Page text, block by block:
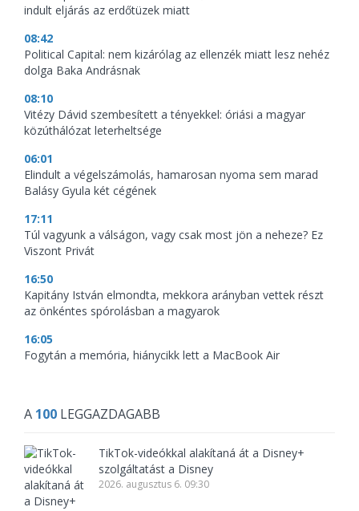
indult eljárás az erdőtüzek miatt
08:42
Political Capital: nem kizárólag az ellenzék miatt lesz nehéz
dolga Baka Andrásnak
08:10
Vitézy Dávid szembesített a tényekkel: óriási a magyar
közúthálózat leterheltsége
06:01
Elindult a végelszámolás, hamarosan nyoma sem marad
Balásy Gyula két cégének
17:11
Túl vagyunk a válságon, vagy csak most jön a neheze? Ez
Viszont Privát
16:50
Kapitány István elmondta, mekkora arányban vettek részt
az önkéntes spórolásban a magyarok
16:05
Fogytán a memória, hiánycikk lett a MacBook Air
A 100 LEGGAZDAGABB
TikTok-videókkal alakítaná át a Disney+
szolgáltatást a Disney
2026. augusztus 6. 09:30